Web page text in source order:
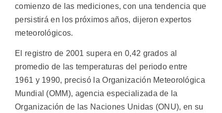
comienzo de las mediciones, con una tendencia que
persistirá en los próximos años, dijeron expertos
meteorológicos.
El registro de 2001 supera en 0,42 grados al
promedio de las temperaturas del periodo entre
1961 y 1990, precisó la Organización Meteorológica
Mundial (OMM), agencia especializada de la
Organización de las Naciones Unidas (ONU), en su